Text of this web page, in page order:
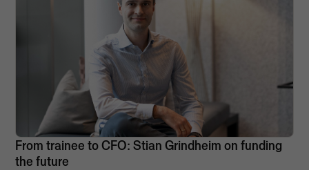
From trainee to CFO: Stian Grindheim on funding
the future